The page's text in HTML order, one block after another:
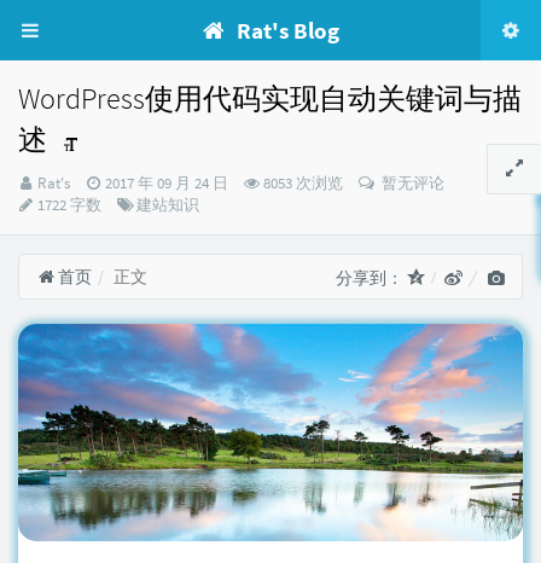
Rat's Blog
WordPress使用代码实现自动关键词与描
述
博
主：
Rat's
发
布
2017 年 09 月 24 日 8053 次浏览
暂无评论
1722 字数
分
建站知识
首页 正文 分享到：